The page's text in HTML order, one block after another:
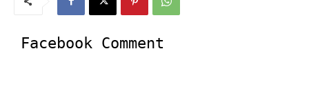
Facebook Comment